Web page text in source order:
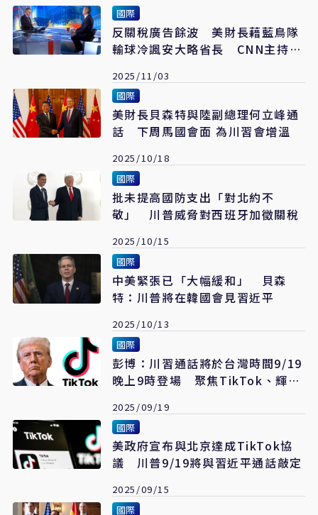
國際
反關稅廣告餘波 美財長藉藍鳥隊
輸球冷諷安大略省長 CNN主持
2025/11/03
國際
美財長貝森特與陸副總理何立峰通
話 下周馬國會面 為川習會增溫
2025/10/18
國際
批未提高國防支出「對北約不
敬」 川普威脅對西班牙加徵關稅
2025/10/15
國際
中美緊張已「大幅緩和」 貝森
特：川普將在韓國會見習近平
2025/10/13
國際
彭博：川習通話將於台灣時間9/19
晚上9時登場 聚焦TikTok、輝達
2025/09/19
國際
美政府宣布與北京達成TikTok協
議 川普9/19將與習近平通話敲定
2025/09/15
國際